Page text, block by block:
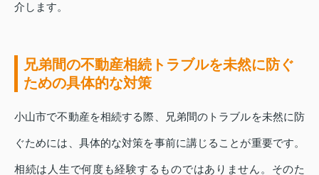
介します。
兄弟間の不動産相続トラブルを未然に防ぐ
ための具体的な対策
小山市で不動産を相続する際、兄弟間のトラブルを未然に防
ぐためには、具体的な対策を事前に講じることが重要です。
相続は人生で何度も経験するものではありません。そのた